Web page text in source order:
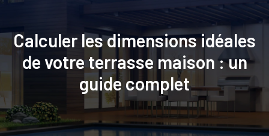
Calculer les dimensions idéales
de votre terrasse maison : un
guide complet